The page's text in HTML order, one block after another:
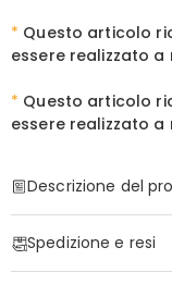
* Questo articolo
essere realizzato a
* Questo articolo
essere realizzato a
Descrizione del
Informazioni di Base
Materiale:Legno, Cloth
Spedizione e resi